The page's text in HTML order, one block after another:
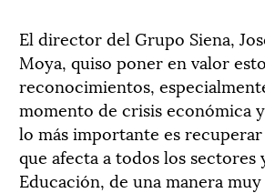
El director del Grupo Siena,
Moya, quiso poner en valor
reconocimientos,
momento de crisis económica
lo más importante es recuperar
que afecta a todos los sectores
Educación, de una manera muy